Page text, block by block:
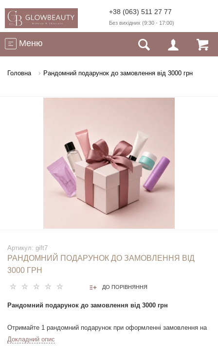
+38 (063) 511 27 77
Без вихідних (9:30 - 17:00)
Меню
Головна Рандомний подарунок до замовлення від 3000 грн
Артикул: gift7
РАНДОМНИЙ ПОДАРУНОК ДО ЗАМОВЛЕННЯ ВІД
3000 ГРН
ДО ПОРІВНЯННЯ
Рандомний подарунок до замовлення від 3000 грн
Отримайте 1 рандомний подарунок при оформленні замовлення на
суму від 3000 грн.
Докладний опис